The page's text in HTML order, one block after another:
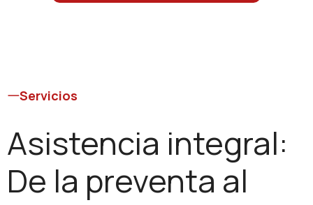
Servicios
Asistencia integral:
De la preventa al